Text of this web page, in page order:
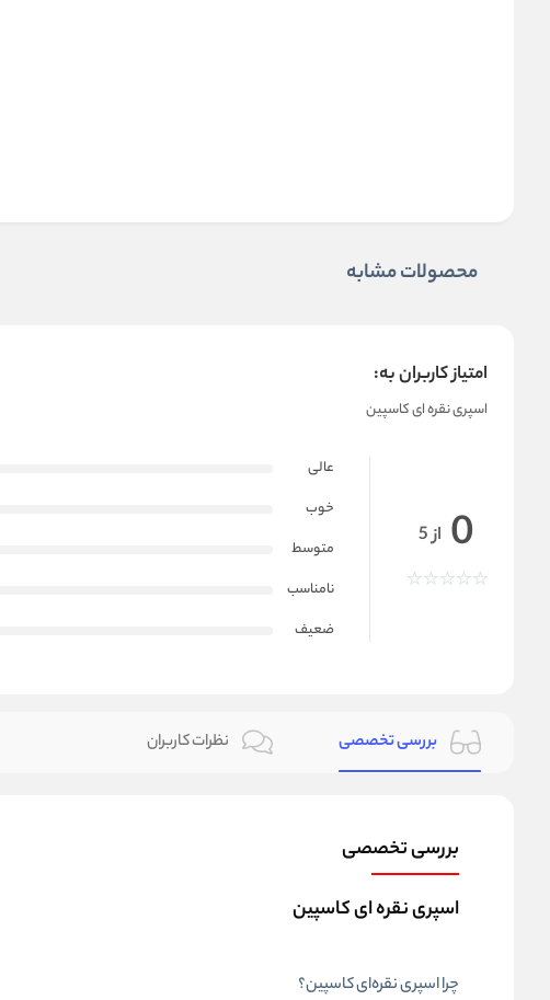
محصولات مشابه
امتیاز کاربران به:
اسپری نقره ای کاسپین
0 از 5
عالی
خوب
متوسط
نامناسب
ضعیف
بررسی تخصصی نظرات کاربران
بررسی تخصصی
اسپری نقره ای کاسپین
چرا اسپری نقره‌ای کاسپین؟